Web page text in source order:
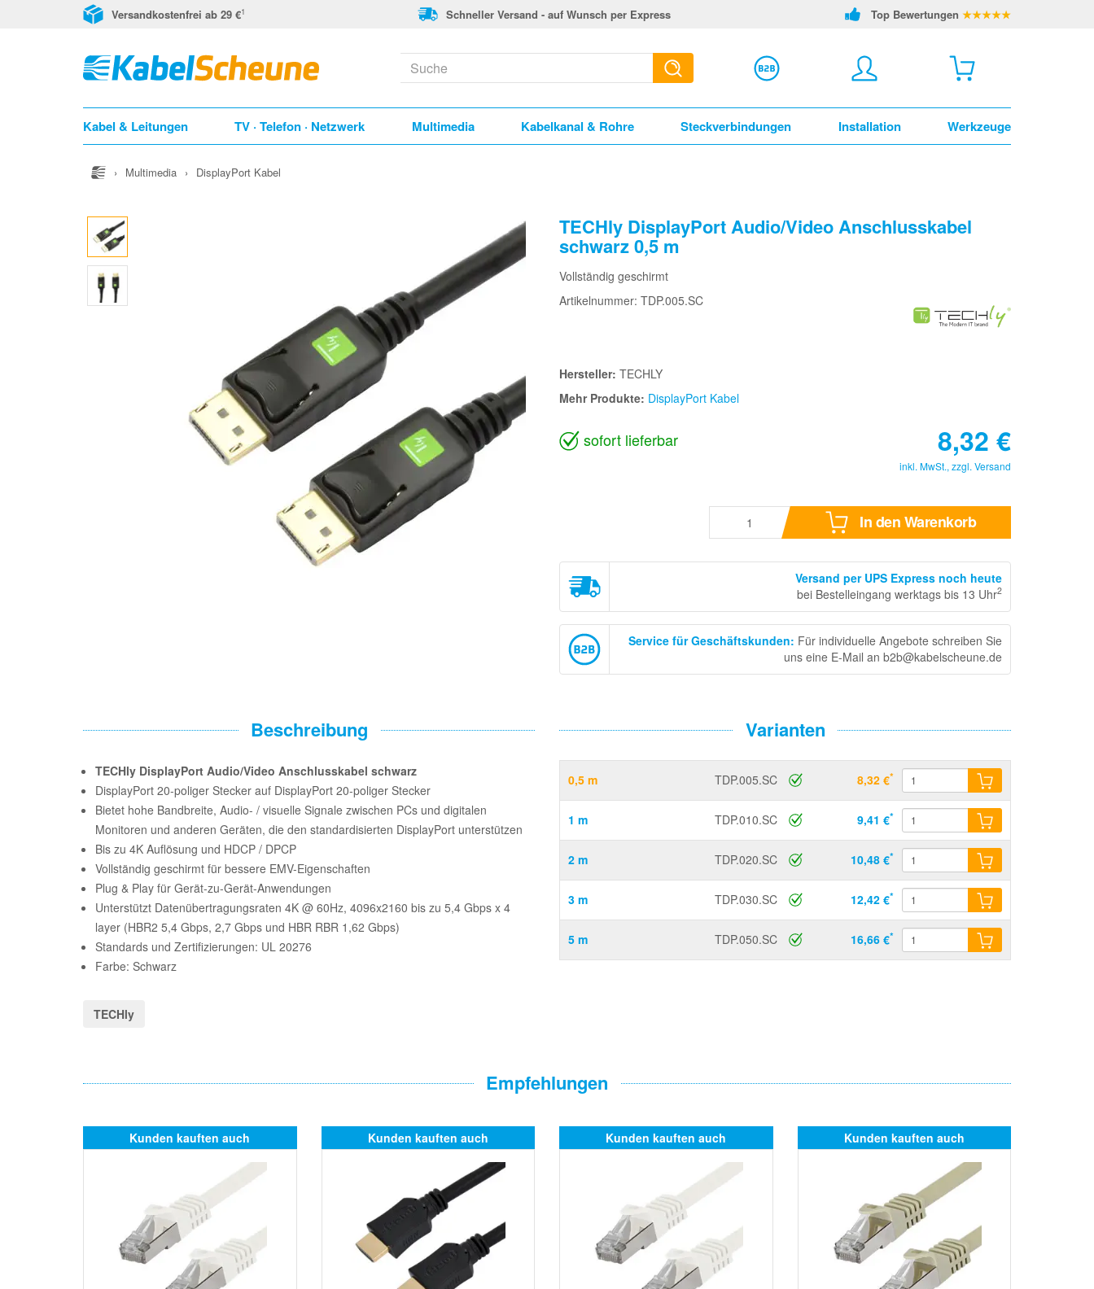
Versandkostenfrei ab 29 €1 Schneller Versand - auf Wunsch per Express Top Bewertungen ★★★★★
Kabel & Leitungen TV · Telefon · Netzwerk Multimedia Kabelkanal & Rohre Steckverbindungen Installation Werkzeuge
› Multimedia › DisplayPort Kabel
TECHly DisplayPort Audio/Video Anschlusskabel
schwarz 0,5 m
Vollständig geschirmt
Artikelnummer: TDP.005.SC
Hersteller: TECHLY
Mehr Produkte: DisplayPort Kabel
sofort lieferbar 8,32 €
inkl. MwSt., zzgl. Versand
In den Warenkorb
Versand per UPS Express noch heute
bei Bestelleingang werktags bis 13 Uhr2
Service für Geschäftskunden: Für individuelle Angebote schreiben Sie
uns eine E-Mail an b2b@kabelscheune.de
Varianten
0,5 m TDP.005.SC 8,32 €*
1 m TDP.010.SC 9,41 €*
2 m TDP.020.SC 10,48 €*
3 m TDP.030.SC 12,42 €*
5 m TDP.050.SC 16,66 €*
Beschreibung
TECHly DisplayPort Audio/Video Anschlusskabel schwarz
DisplayPort 20-poliger Stecker auf DisplayPort 20-poliger Stecker
Bietet hohe Bandbreite, Audio- / visuelle Signale zwischen PCs und digitalen
Monitoren und anderen Geräten, die den standardisierten DisplayPort unterstützen
Bis zu 4K Auflösung und HDCP / DPCP
Vollständig geschirmt für bessere EMV-Eigenschaften
Plug & Play für Gerät-zu-Gerät-Anwendungen
Unterstützt Datenübertragungsraten 4K @ 60Hz, 4096x2160 bis zu 5,4 Gbps x 4
layer (HBR2 5,4 Gbps, 2,7 Gbps und HBR RBR 1,62 Gbps)
Standards und Zertifizierungen: UL 20276
Farbe: Schwarz
TECHly
Empfehlungen
Kunden kauften auch Kunden kauften auch Kunden kauften auch Kunden kauften auch